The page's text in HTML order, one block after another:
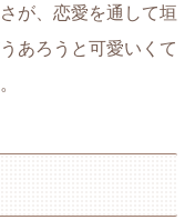
が、恋愛を通して垣
あろうと可愛いくて